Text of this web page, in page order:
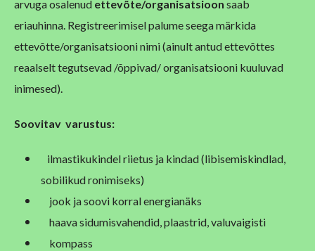
arvuga osalenud ettevõte/organisatsioon saab
eriauhinna. Registreerimisel palume seega märkida
ettevõtte/organisatsiooni nimi (ainult antud ettevõttes
reaalselt tegutsevad /õppivad/ organisatsiooni kuuluvad
inimesed).
Soovitav varustus:
ilmastikukindel riietus ja kindad (libisemiskindlad,
sobilikud ronimiseks)
jook ja soovi korral energianäks
haava sidumisvahendid, plaastrid, valuvaigisti
kompass